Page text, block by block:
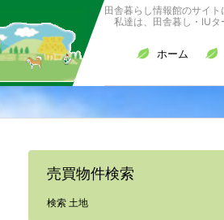
田舎暮らし情報館のサイ
私達は、田舎暮し・IUタ
ホーム
売買物件検索
検索 土地